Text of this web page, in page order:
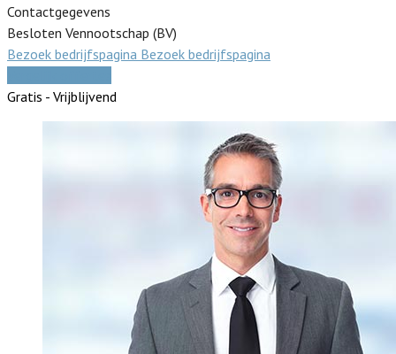
Contactgegevens
Besloten Vennootschap (BV)
Bezoek bedrijfspagina Bezoek bedrijfspagina
Gratis - Vrijblijvend